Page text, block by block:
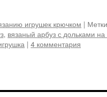
игрушек крючком |
, вязаный арбуз с дольками на
| 4 комментария